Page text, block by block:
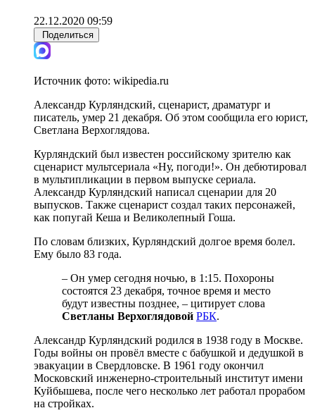
22.12.2020 09:59
Поделиться
Источник фото: wikipedia.ru
Александр Курляндский, сценарист, драматург и
писатель, умер 21 декабря. Об этом сообщила его юрист,
Светлана Верхоглядова.
Курляндский был известен российскому зрителю как
сценарист мультсериала «Ну, погоди!». Он дебютировал
в мультипликации в первом выпуске сериала.
Александр Курляндский написал сценарии для 20
выпусков. Также сценарист создал таких персонажей,
как попугай Кеша и Великолепный Гоша.
По словам близких, Курляндский долгое время болел.
Ему было 83 года.
– Он умер сегодня ночью, в 1:15. Похороны
состоятся 23 декабря, точное время и место
будут известны позднее, – цитирует слова
Светланы Верхоглядовой РБК.
Александр Курляндский родился в 1938 году в Москве.
Годы войны он провёл вместе с бабушкой и дедушкой в
эвакуации в Свердловске. В 1961 году окончил
Московский инженерно-строительный институт имени
Куйбышева, после чего несколько лет работал прорабом
на стройках.